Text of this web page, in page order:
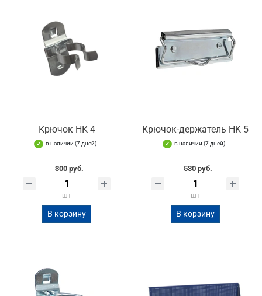
Крючок НК 4
в наличии (7 дней)
300 руб.
шт
В корзину
Крючок-держатель HK 5
в наличии (7 дней)
530 руб.
шт
В корзину